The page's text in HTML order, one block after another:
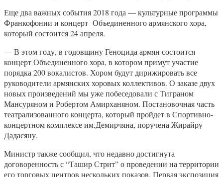
Еще два важных события 2018 года — культурные программы
Франкофонии и концерт Объединенного армянского хора,
который состоится 24 апреля.
— В этом году, в годовщину Геноцида армян состоится
концерт Объединенного хора, в котором примут участие
порядка 200 вокалистов. Хором будут дирижировать все
руководители армянских хоровых коллективов. О заказе двух
новых произведений мы уже побеседовали с Тиграном
Мансуряном и Робертом Амирханяном. Постановочная часть
театрализованного концерта, который пройдет в Спортивно-
концертном комплексе им.Демирчяна, поручена Жирайру
Дадасяну.
Министр также сообщил, что недавно достигнута
договоренность с “Ташир Стрит” о проведении на территории
его торговых центров нескольких показов. Первая экспозиция